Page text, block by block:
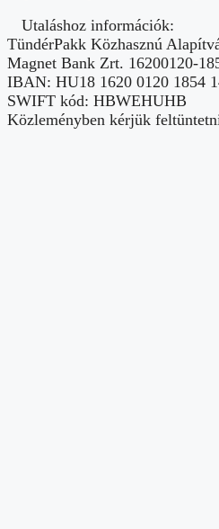
Utaláshoz információk:
TündérPakk Közhasznú
Magnet Bank Zrt. 16200120-
IBAN: HU18 1620 0120 1854
SWIFT kód: HBWEHUHB
Közleményben kérjük